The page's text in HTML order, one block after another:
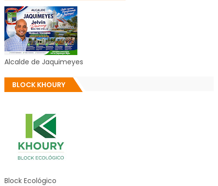
Alcalde de Jaquimeyes
BLOCK KHOURY
Block Ecológico